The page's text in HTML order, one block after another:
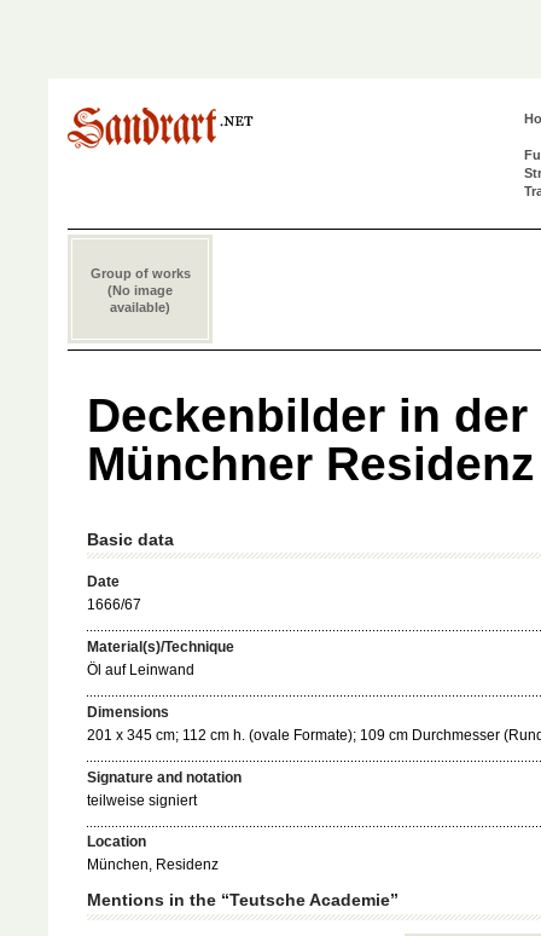
Group of works
(No image
available)
Deckenbilder in der
Münchner Residenz
Basic data
Date
1666/67
Material(s)/Technique
Öl auf Leinwand
Dimensions
201 x 345 cm; 112 cm h. (ovale Formate); 109 cm Durchmesser
Signature and notation
teilweise signiert
Location
München, Residenz
Mentions in the “Teutsche Academie”